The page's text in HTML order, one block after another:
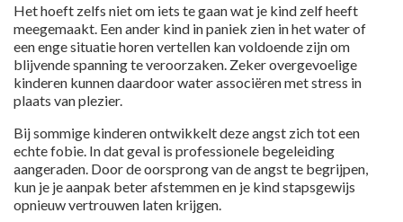
Het hoeft zelfs niet om iets te gaan wat je kind zelf heeft
meegemaakt. Een ander kind in paniek zien in het water of
een enge situatie horen vertellen kan voldoende zijn om
blijvende spanning te veroorzaken. Zeker overgevoelige
kinderen kunnen daardoor water associëren met stress in
plaats van plezier.
Bij sommige kinderen ontwikkelt deze angst zich tot een
echte fobie. In dat geval is professionele begeleiding
aangeraden. Door de oorsprong van de angst te begrijpen,
kun je je aanpak beter afstemmen en je kind stapsgewijs
opnieuw vertrouwen laten krijgen.